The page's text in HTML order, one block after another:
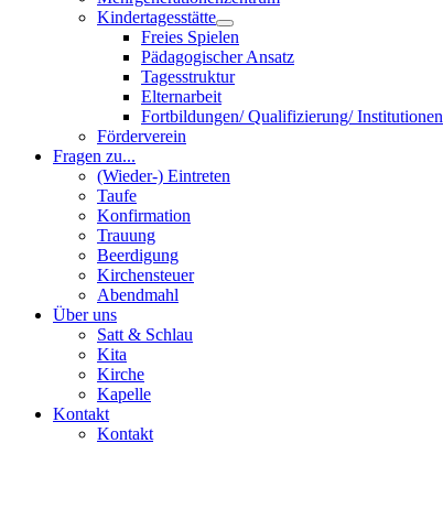
Kindertagesstätte
Freies Spielen
Pädagogischer Ansatz
Tagesstruktur
Elternarbeit
Fortbildungen/ Qualifizierung/ Institutionen
Förderverein
Fragen zu...
(Wieder-) Eintreten
Taufe
Konfirmation
Trauung
Beerdigung
Kirchensteuer
Abendmahl
Über uns
Satt & Schlau
Kita
Kirche
Kapelle
Kontakt
Kontakt